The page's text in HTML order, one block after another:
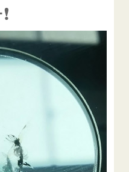
り・研磨・磨き
ト『アクアペル』
格の理由について
ガラスリペア施工価格